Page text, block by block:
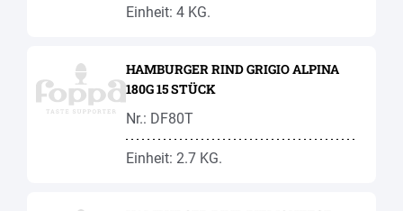
Einheit: 4 KG.
HAMBURGER RIND GRIGIO ALPINA
180G 15 STÜCK
Nr.: DF80T
Einheit: 2.7 KG.